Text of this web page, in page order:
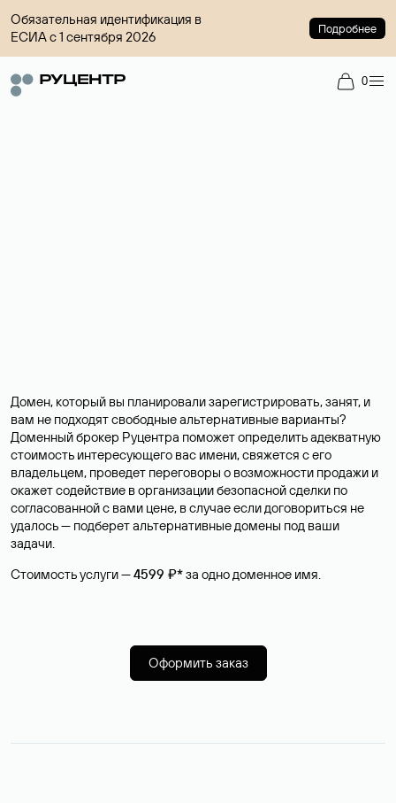
Обязательная идентификация в
ЕСИА с 1 сентября 2026
Подробнее
0
Домен, который вы планировали зарегистрировать, занят, и
вам не подходят свободные альтернативные варианты?
Доменный брокер Руцентра поможет определить адекватную
стоимость интересующего вас имени, свяжется с его
владельцем, проведет переговоры о возможности продажи и
окажет содействие в организации безопасной сделки по
согласованной с вами цене, в случае если договориться не
удалось — подберет альтернативные домены под ваши
задачи.
Стоимость услуги —4599 ₽*за одно доменное имя.
Оформить заказ